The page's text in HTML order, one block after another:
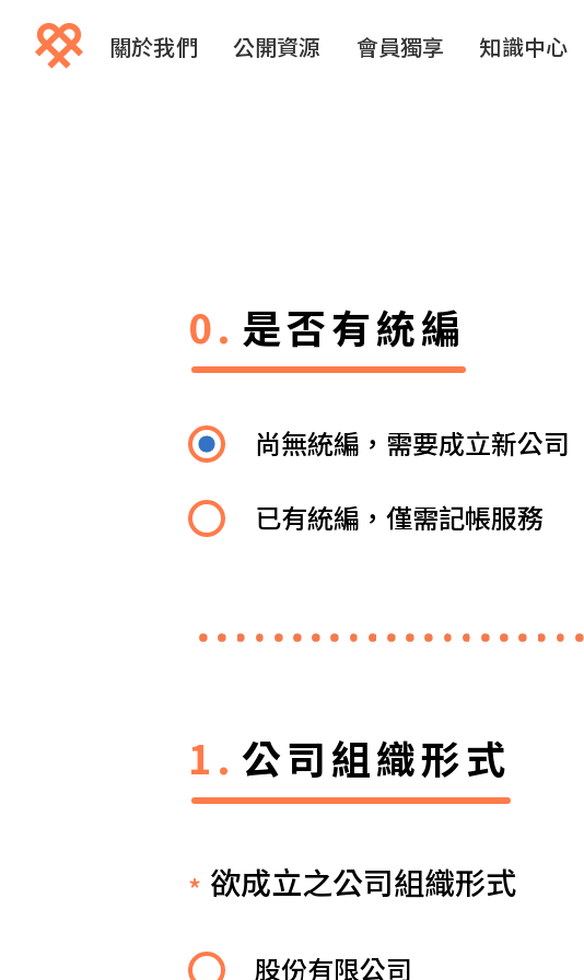
關於我們 公開資源 會員獨享 知識中心
是否有統編
尚無統編，需要成立新公司
已有統編，僅需記帳服務
公司組織形式
欲成立之公司組織形式
股份有限公司